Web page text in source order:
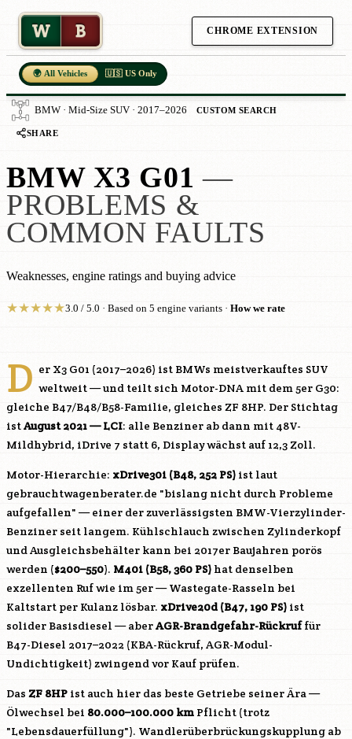
W B CHROME EXTENSION
🌍 All Vehicles 🇺🇸 US Only
BMW · Mid-Size SUV · 2017–2026 CUSTOM SEARCH
SHARE
BMW X3 G01 —
PROBLEMS &
COMMON FAULTS
Weaknesses, engine ratings and buying advice
★★★★★3.0 / 5.0 · Based on 5 engine variants · How we rate
D er X3 G01 (2017–2026) ist BMWs meistverkauftes SUV
weltweit — und teilt sich Motor-DNA mit dem 5er G30:
gleiche B47/B48/B58-Familie, gleiches ZF 8HP. Der Stichtag
istAugust 2021 — LCI: alle Benziner ab dann mit 48V-
Mildhybrid, iDrive 7 statt 6, Display wächst auf 12,3 Zoll.
Motor-Hierarchie: xDrive30i (B48, 252 PS) ist laut
gebrauchtwagenberater.de "bislang nicht durch Probleme
aufgefallen" — einer der zuverlässigsten BMW-Vierzylinder-
Benziner seit langem. Kühlschlauch zwischen Zylinderkopf
und Ausgleichsbehälter kann bei 2017er Baujahren porös
werden ($200–550). M40i (B58, 360 PS) hat denselben
exzellenten Ruf wie im 5er — Wastegate-Rasseln bei
Kaltstart per Kulanz lösbar. xDrive20d (B47, 190 PS) ist
solider Basisdiesel — aberAGR-Brandgefahr-Rückruffür
B47-Diesel 2017–2022 (KBA-Rückruf, AGR-Modul-
Undichtigkeit) zwingend vor Kauf prüfen.
Das ZF 8HP ist auch hier das beste Getriebe seiner Ära —
Ölwechsel bei 80.000–100.000 km Pflicht (trotz
"Lebensdauerfüllung"). Wandlerüberbrückungskupplung ab